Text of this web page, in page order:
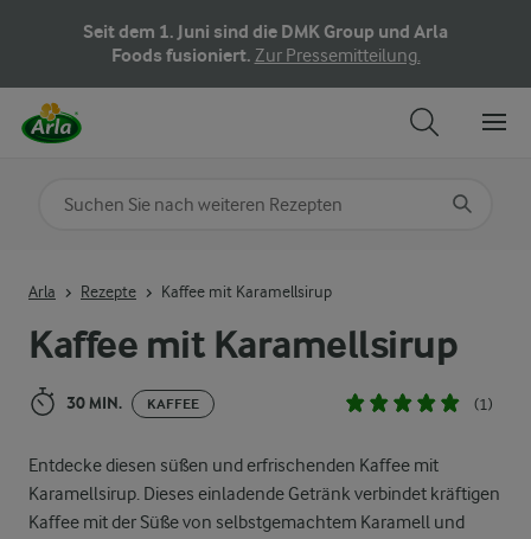
Seit dem 1. Juni sind die DMK Group und Arla
Foods fusioniert. Zur Pressemitteilung.
Kaffee mit Karamellsirup
30 MIN. KAFFEE (1)
Entdecke diesen süßen und erfrischenden Kaffee mit
Karamellsirup. Dieses einladende Getränk verbindet kräftigen
Kaffee mit der Süße von selbstgemachtem Karamell und
Arla Rezepte Kaffee mit Karamellsirup
Nach Kategorie suchen